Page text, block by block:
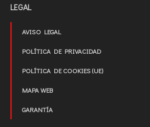
LEGAL
AVISO LEGAL
POLÍTICA DE PRIVACIDAD
POLÍTICA DE COOKIES (UE)
MAPA WEB
GARANTÍA